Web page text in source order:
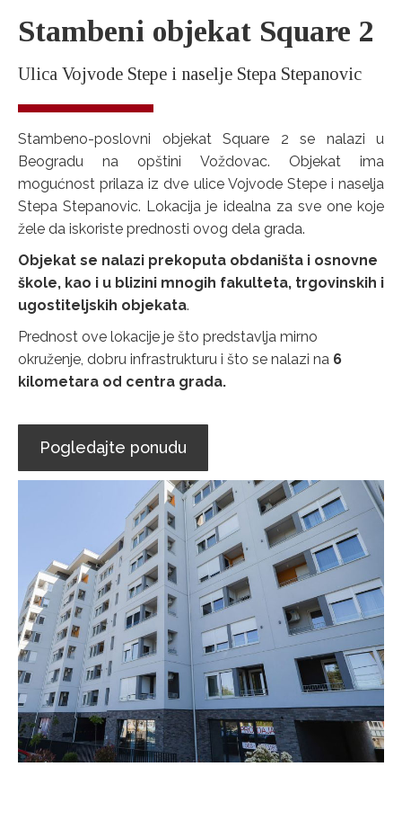
Stambeni objekat Square 2
Ulica Vojvode Stepe i naselje Stepa Stepanovic
Stambeno-poslovni objekat Square 2 se nalazi u
Beogradu na opštini Voždovac. Objekat ima
mogućnost prilaza iz dve ulice Vojvode Stepe i naselja
Stepa Stepanovic. Lokacija je idealna za sve one koje
žele da iskoriste prednosti ovog dela grada.
Objekat se nalazi prekoputa obdaništa i osnovne
škole, kao i u blizini mnogih fakulteta, trgovinskih i
ugostiteljskih objekata.
Prednost ove lokacije je što predstavlja mirno
okruženje, dobru infrastrukturu i što se nalazi na 6
kilometara od centra grada.
Pogledajte ponudu